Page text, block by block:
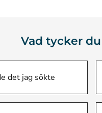
Vad tycker
det jag sökte